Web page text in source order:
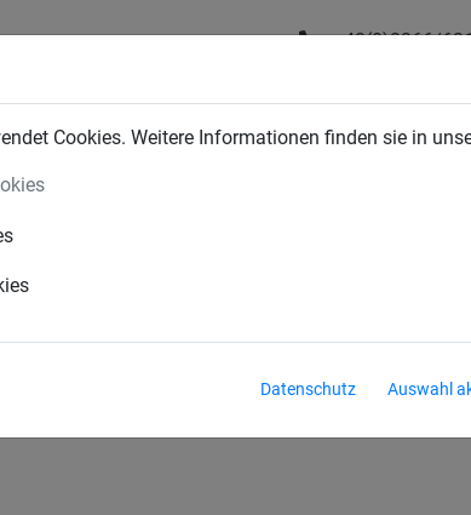
Cookies. Weitere Informationen finden sie in
Datenschutz Auswahl
+43(0)2266/
BAUSCHUTZNETZE